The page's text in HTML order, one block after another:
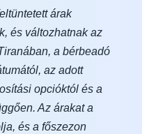
árak
és változhatnak az
a bérbeadó
az adott
opcióktól és a
Az árakat a
és a főszezon